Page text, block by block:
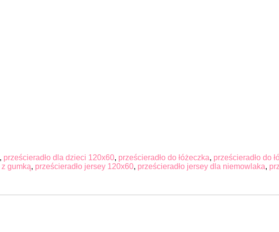
, prześcieradło dla dzieci 120x60, prześcieradło do łóżeczka, prześcieradło do
gumką, prześcieradło jersey 120x60, prześcieradło jersey dla niemowlaka,